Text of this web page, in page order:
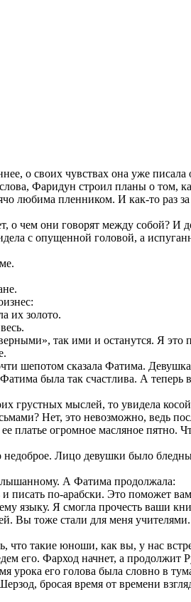
о своих чувствах она уже
Фаридун строил планы о том,
любима пленником. И как-то раз
о чем они говорят между собой? И
с опущенной головой, а
их золото.
так ими и останутся. Я
шепотом сказала Фатима. Девушка
была так счастлива. А
грустных мыслей, то увидела
Нет, это невозможно, ведь
платье огромное масляное
Лицо девушки было
А Фатима продолжала:
писать по-арабски. Это поможет
языку. Я смогла прочесть ваши
Вы тоже стали для меня учителями.
что такие юноши, как вы, у нас
его. Фарход начнет, а продолжит
урока его голова была словно
бросая время от времени